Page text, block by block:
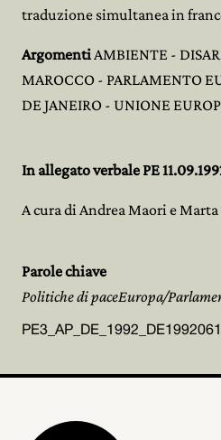
traduzione simultanea in
ArgomentiAMBIENTE -
MAROCCO - PARLAMENTO
DE JANEIRO - UNIONE
In allegato verbale PE
A cura di Andrea Maori e
Parole chiave
Politiche di paceEuropa/